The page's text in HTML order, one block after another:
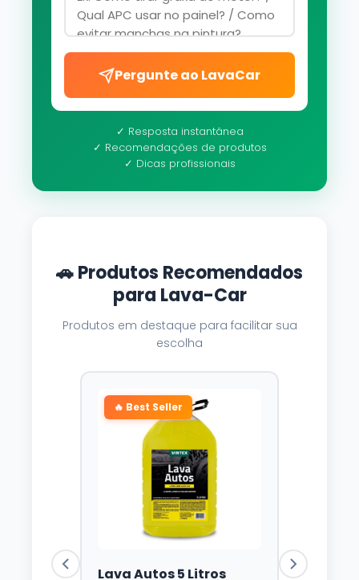
Pergunte ao LavaCar
✓ Resposta instantânea
✓ Recomendações de produtos
✓ Dicas profissionais
🚗 Produtos Recomendados
para Lava-Car
Produtos em destaque para facilitar sua
escolha
🔥 Best Seller
Lava Autos 5 Litros